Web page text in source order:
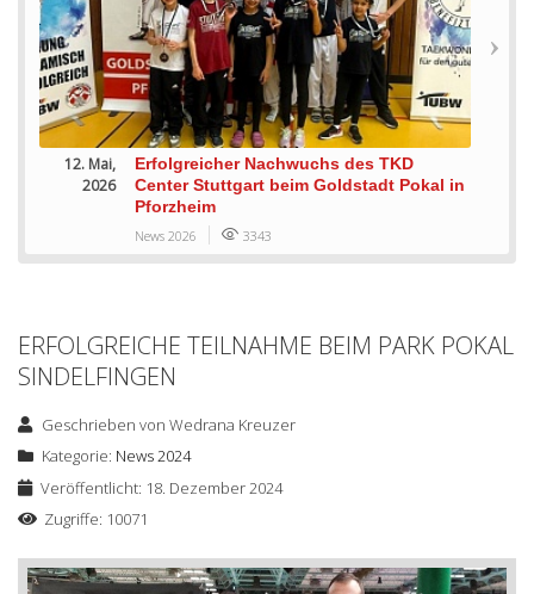
12. Mai,
2026
Erfolgreicher Nachwuchs des TKD
Center Stuttgart beim Goldstadt Pokal in
Pforzheim
News 2026 3343
ERFOLGREICHE TEILNAHME BEIM PARK POKAL
SINDELFINGEN
Geschrieben vonWedrana Kreuzer
Kategorie: News 2024
Veröffentlicht: 18. Dezember 2024
Zugriffe: 10071